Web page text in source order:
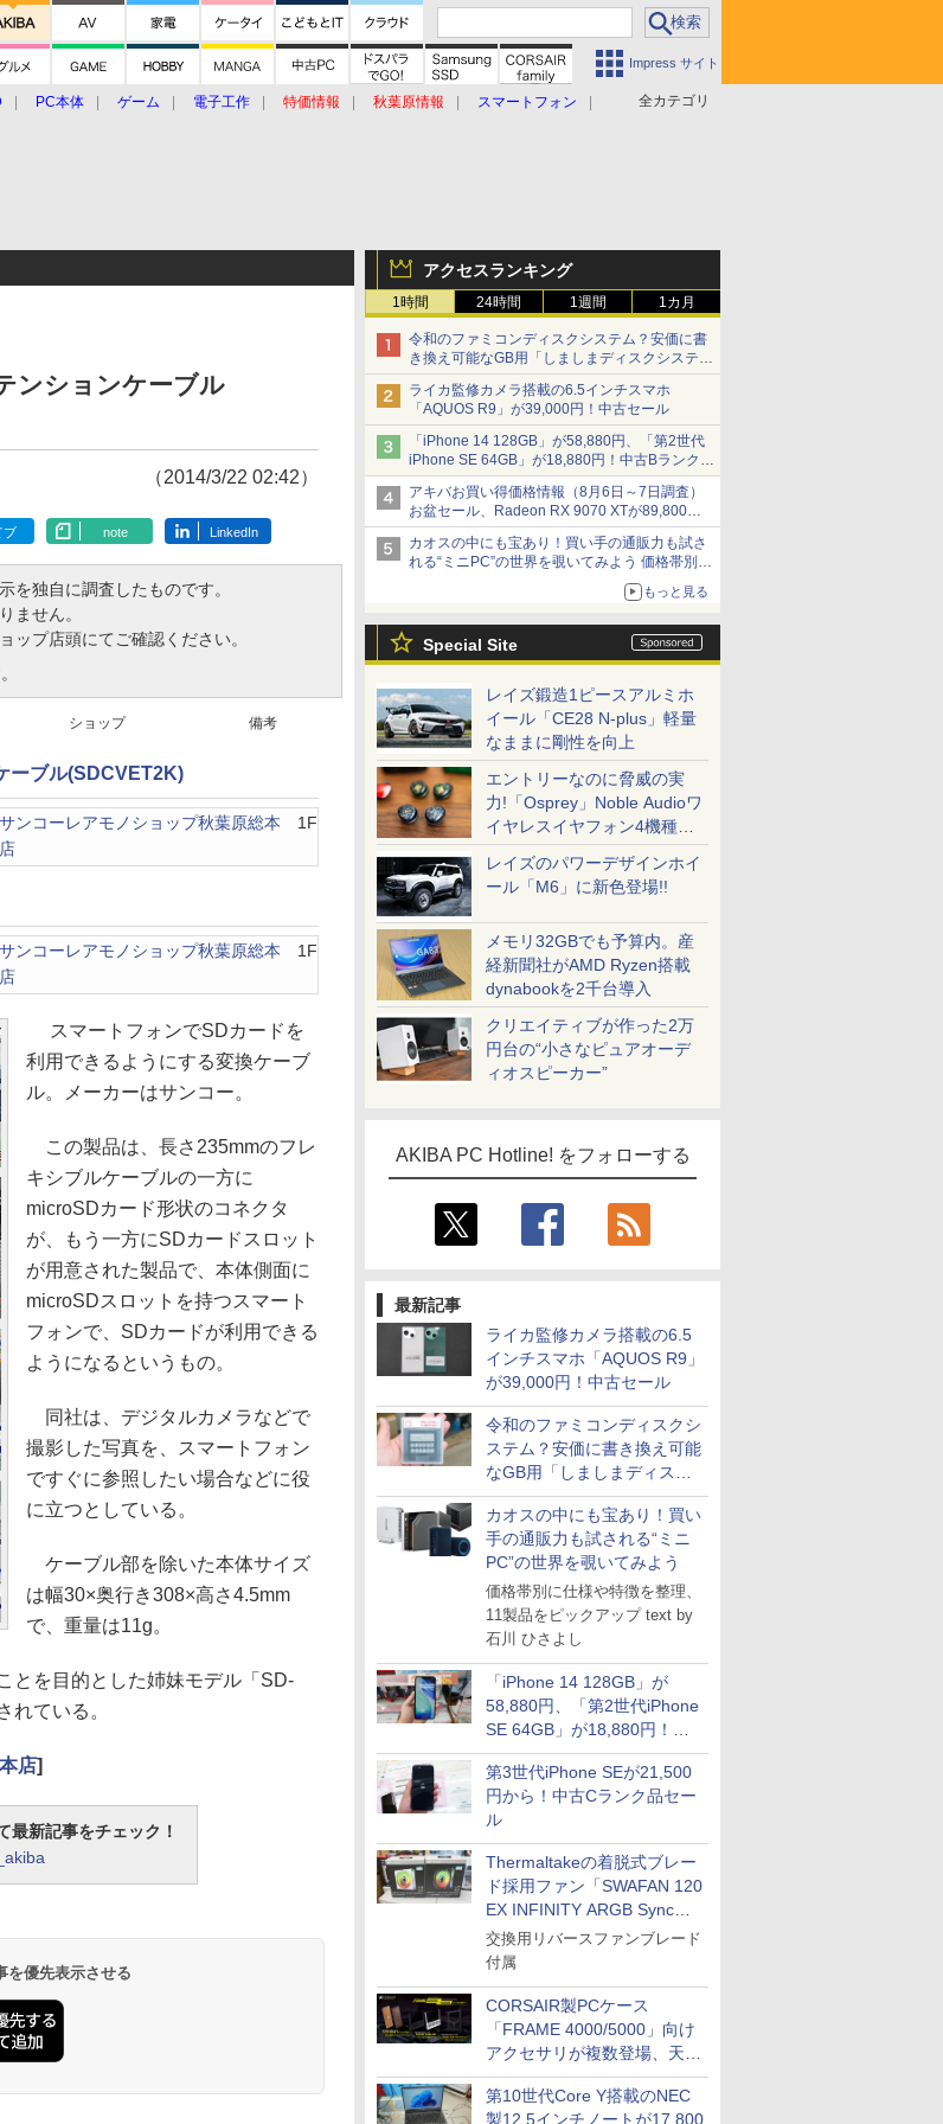
Impress サイト
全カテゴリ
PC本体 ゲーム 電子工作 特価情報 秋葉原情報
スマートフォン
アクセスランキング
1時間 24時間 1週間 1カ月
令和のファミコンディスクシステム？安価に書
き換え可能なGB用「しましまディスクシステ
ム」
ライカ監修カメラ搭載の6.5インチスマホ
「AQUOS R9」が39,000円！中古セール
「iPhone 14 128GB」が58,880円、「第2世代
iPhone SE 64GB」が18,880円！中古Bランク品
セール
アキバお買い得価格情報（8月6日～7日調査）
お盆セール、Radeon RX 9070 XTが89,800
円、水平周波数24.8kHz対応の17型モニターが
9,801円、暑さ指数連動セール ほか
カオスの中にも宝あり！買い手の通販力も試さ
れる“ミニPC”の世界を覗いてみよう 価格帯別に
仕様や特徴を整理、11製品をピックアップ text
もっと見る
Special Site
レイズ鍛造1ピースアルミホ
イール「CE28 N-plus」軽量
なままに剛性を向上
エントリーなのに脅威の実
力!「Osprey」Noble Audioワ
イヤレスイヤフォン4機種を
一気に聴く
レイズのパワーデザインホイ
ール「M6」に新色登場!!
メモリ32GBでも予算内。産
経新聞社がAMD Ryzen搭載
dynabookを2千台導入
クリエイティブが作った2万
円台の“小さなピュアオーデ
ィオスピーカー”
AKIBA PC Hotline! をフォローする
最新記事
ライカ監修カメラ搭載の6.5
インチスマホ「AQUOS R9」
が39,000円！中古セール
令和のファミコンディスクシ
ステム？安価に書き換え可能
なGB用「しましまディスク
システム」
カオスの中にも宝あり！買い
手の通販力も試される“ミニ
PC”の世界を覗いてみよう
価格帯別に仕様や特徴を整理、
11製品をピックアップ text by
石川 ひさよし
「iPhone 14 128GB」が
58,880円、「第2世代iPhone
SE 64GB」が18,880円！中
古Bランク品セール
第3世代iPhone SEが21,500
円から！中古Cランク品セー
ル
Thermaltakeの着脱式ブレー
ド採用ファン「SWAFAN 120
EX INFINITY ARGB Sync」
に単品パッケージ
交換用リバースファンブレード
付属
CORSAIR製PCケース
「FRAME 4000/5000」向け
アクセサリが複数登場、天然
木製パネルや背面コネクタ対
応トレイなど
第10世代Core Y搭載のNEC
製12.5インチノートが17,800
ンションケーブル
（2014/3/22 02:42）
ブ note LinkedIn
を独自に調査したものです。
ません。
ップ店頭にてご確認ください。
ショップ 備考
ーブル(SDCVET2K)
サンコーレアモノショップ秋葉原総本
店
1F
サンコーレアモノショップ秋葉原総本
店
1F
スマートフォンでSDカードを
利用できるようにする変換ケーブ
ル。メーカーはサンコー。
この製品は、長さ235mmのフレ
キシブルケーブルの一方に
microSDカード形状のコネクタ
が、もう一方にSDカードスロット
が用意された製品で、本体側面に
microSDスロットを持つスマート
フォンで、SDカードが利用できる
ようになるというもの。
同社は、デジタルカメラなどで
撮影した写真を、スマートフォン
ですぐに参照したい場合などに役
に立つとしている。
ケーブル部を除いた本体サイズ
は幅30×奥行き308×高さ4.5mm
で、重量は11g。
とを目的とした姉妹モデル「SD-
れている。
店]
新記事をチェック！
を優先表示させる